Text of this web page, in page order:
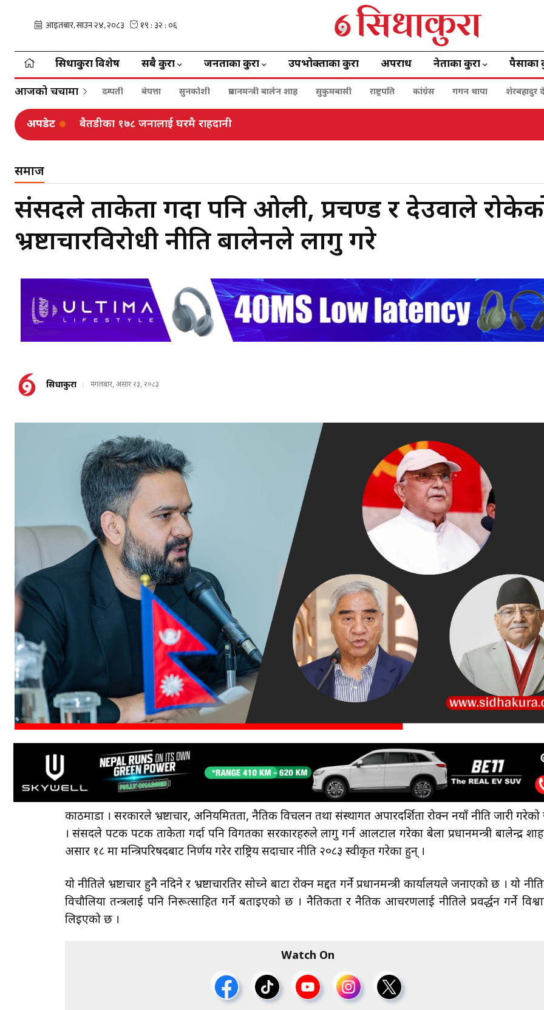
सिधाकुरा विशेष सबै कुरा जनताका कुरा उपभोक्ताका कुरा अपराध नेताका कुरा पैसाका
आजको चर्चामा दम्पती बेपत्ता सुनकोशी प्रधानमन्त्री बालेन शाह सुकुमबासी राष्ट्रपति कांग्रेस गगन थापा शेरबहादुर
अपडेट बैतडीका १७८ जनालाई घरमै राहदानी
ढोरपाटनमा ३७ हजार पर्यटक, ४७ लाख आम्दानी
समाज
संसदले ताकेता गर्दा पनि ओली, प्रचण्ड र देउवाले
भ्रष्टाचारविरोधी नीति बालेनले लागु गरे
सिधाकुरा मंगलबार, असार २३, २०८३
काठमाडौँ । सरकारले भ्रष्टाचार, अनियमितता, नैतिक विचलन तथा संस्थागत अपारदर्शिता रोक्न नयाँ नीति जारी
। संसदले पटक पटक ताकेता गर्दा पनि विगतका सरकारहरुले लागु गर्न आलटाल गरेका बेला प्रधानमन्त्री बालेन्द्र
असार १८ मा मन्त्रिपरिषदबाट निर्णय गरेर राष्ट्रिय सदाचार नीति २०८३ स्वीकृत गरेका हुन् ।
यो नीतिले भ्रष्टाचार हुनै नदिने र भ्रष्टाचारतिर सोच्ने बाटा रोक्न मद्दत गर्ने प्रधानमन्त्री कार्यालयले जनाएको छ । यो
विचौलिया तन्त्रलाई पनि निरूत्साहित गर्ने बताइएको छ । नैतिकता र नैतिक आचरणलाई नीतिले प्रवर्द्धन गर्ने
लिइएको छ ।
Watch On